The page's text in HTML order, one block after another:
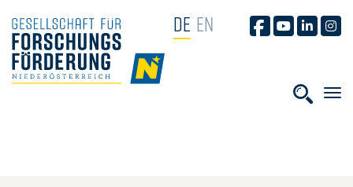
DE EN GFF AUF
GFF AUF
GFFGFF